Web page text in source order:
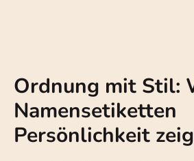
Ordnung mit Stil:
Namensetiketten
Persönlichkeit